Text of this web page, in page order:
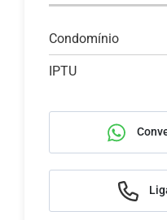
Condomínio
IPTU